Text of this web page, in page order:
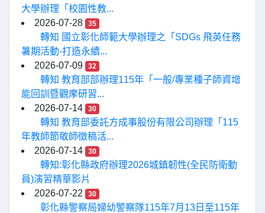
大學辦理「校園性教...
2026-07-28
35
轉知 國立彰化師範大學辦理之「SDGs 飛英任務
暑期活動-打造永續...
2026-07-09
32
轉知 教育部部辦理115年「一般/專業種子師資增
能回訓暨觀摩研習...
2026-07-14
30
轉知 教育部委託方成事股份有限公司辦理「115
年教師節敬師徵稿活...
2026-07-14
30
轉知:彰化縣政府辦理2026城鎮韌性(全民防衛動
員)演習精華影片
2026-07-22
30
彰化縣警察局婦幼警察隊115年7月13日至115年